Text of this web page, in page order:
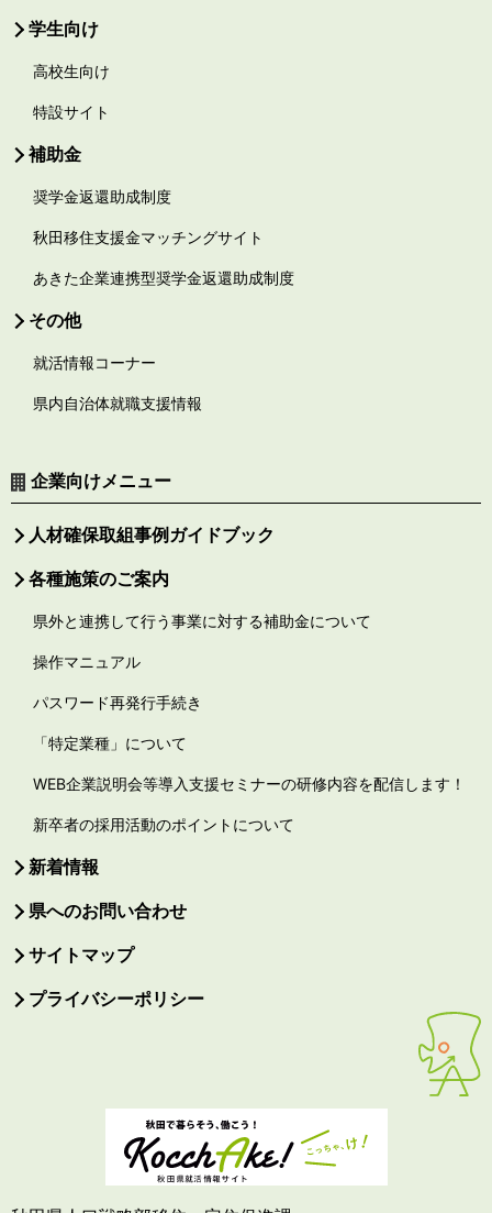
学生向け
高校生向け
特設サイト
補助金
奨学金返還助成制度
秋田移住支援金マッチングサイト
あきた企業連携型奨学金返還助成制度
その他
就活情報コーナー
県内自治体就職支援情報
企業向けメニュー
人材確保取組事例ガイドブック
各種施策のご案内
県外と連携して行う事業に対する補助金について
操作マニュアル
パスワード再発行手続き
「特定業種」について
WEB企業説明会等導入支援セミナーの研修内容を配信します！
新卒者の採用活動のポイントについて
新着情報
県へのお問い合わせ
サイトマップ
プライバシーポリシー